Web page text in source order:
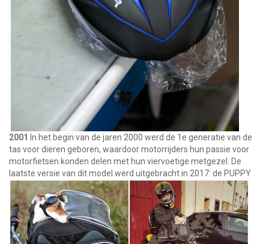
2001 In het begin van de jaren 2000 werd de 1e generatie van de
tas voor dieren geboren, waardoor motorrijders hun passie voor
motorfietsen konden delen met hun viervoetige metgezel. De
laatste versie van dit model werd uitgebracht in 2017: de PUPPY